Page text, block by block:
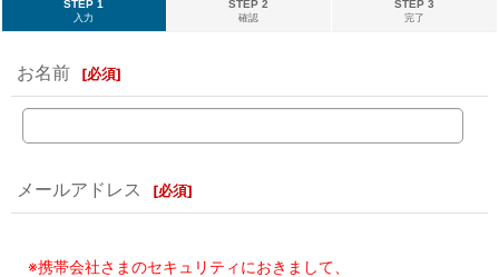
STEP 1
入力
STEP 2
確認
STEP 3
完了
お名前 [必須]
メールアドレス [必須]
※携帯会社さまのセキュリティにおきまして、